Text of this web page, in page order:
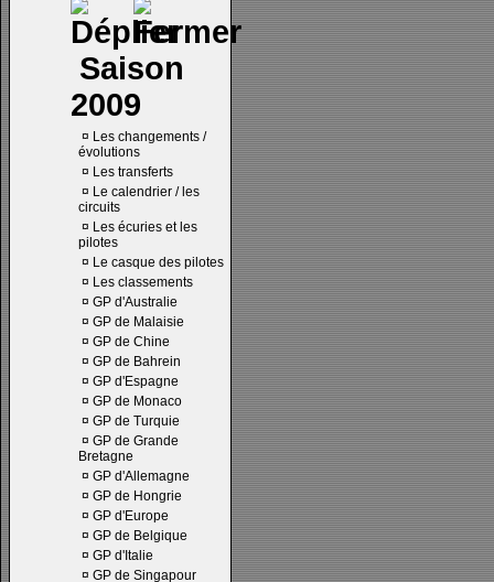
Saison
2009
¤ Les changements /
évolutions
¤ Les transferts
¤ Le calendrier / les
circuits
¤ Les écuries et les
pilotes
¤ Le casque des pilotes
¤ Les classements
¤ GP d'Australie
¤ GP de Malaisie
¤ GP de Chine
¤ GP de Bahrein
¤ GP d'Espagne
¤ GP de Monaco
¤ GP de Turquie
¤ GP de Grande
Bretagne
¤ GP d'Allemagne
¤ GP de Hongrie
¤ GP d'Europe
¤ GP de Belgique
¤ GP d'Italie
¤ GP de Singapour